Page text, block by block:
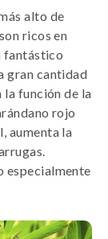
alto de
ricos en
fantástico
gran cantidad
función de la
rojo
aumenta la
especialmente